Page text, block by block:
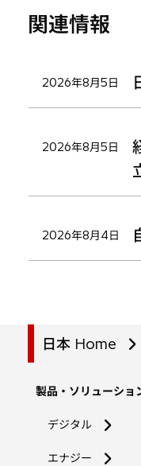
関連情報
2026年8月5日
2026年8月5日
2026年8月4日
日本 Home
製品・ソリューショ
デジタル
エナジー